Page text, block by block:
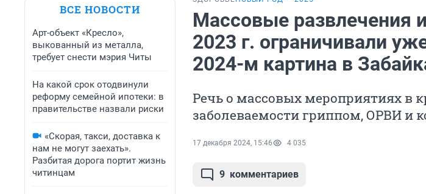
ВСЕ НОВОСТИ
Арт-объект «Кресло»,
выкованный из металла,
требует снести мэрия Читы
На какой срок отодвинули
реформу семейной ипотеки: в
правительстве назвали риски
«Скорая, такси, доставка к
нам не могут заехать».
Разбитая дорога портит жизнь
читинцам
Массовые развлечения
2023 г. ограничивали
2024-м картина в
Речь о массовых мероприятиях в
заболеваемости гриппом, ОРВИ и
17 декабря 2024, 15:46 4 035
9 комментариев